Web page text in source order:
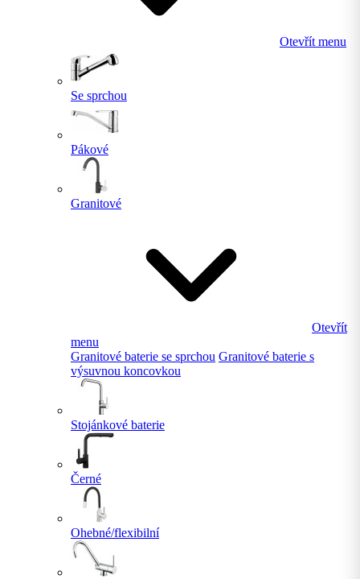
Otevřít menu
Se sprchou
Pákové
Granitové
Otevřít
menu
Granitové baterie se sprchou Granitové baterie s
výsuvnou koncovkou
Stojánkové baterie
Černé
Ohebné/flexibilní